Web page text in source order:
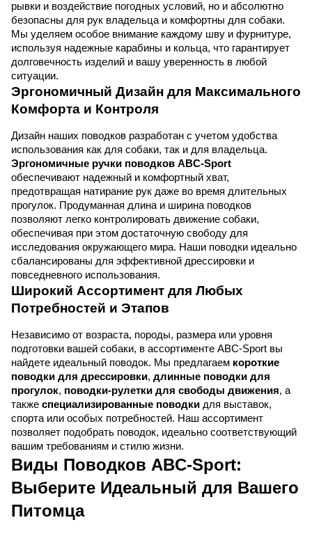
рывки и воздействие погодных условий, но и абсолютно
безопасны для рук владельца и комфортны для собаки.
Мы уделяем особое внимание каждому шву и фурнитуре,
используя надежные карабины и кольца, что гарантирует
долговечность изделий и вашу уверенность в любой
ситуации.
Эргономичный Дизайн для Максимального
Комфорта и Контроля
Дизайн наших поводков разработан с учетом удобства
Эргономичные ручки поводков ABC-Sport
обеспечивают надежный и комфортный хват,
предотвращая натирание рук даже во время длительных
прогулок. Продуманная длина и ширина поводков
позволяют легко контролировать движение собаки,
обеспечивая при этом достаточную свободу для
исследования окружающего мира. Наши поводки идеально
сбалансированы для эффективной дрессировки и
повседневного использования.
Широкий Ассортимент для Любых
Потребностей и Этапов
Независимо от возраста, породы, размера или уровня
подготовки вашей собаки, в ассортименте ABC-Sport вы
найдете идеальный поводок. Мы предлагаем короткие
поводки для дрессировки, длинные поводки для
прогулок, поводки-рулетки для свободы движения, а
также специализированные поводки для выставок,
спорта или особых потребностей. Наш ассортимент
позволяет подобрать поводок, идеально соответствующий
вашим требованиям и стилю жизни.
Виды Поводков ABC-Sport:
Выберите Идеальный для Вашего
Питомца